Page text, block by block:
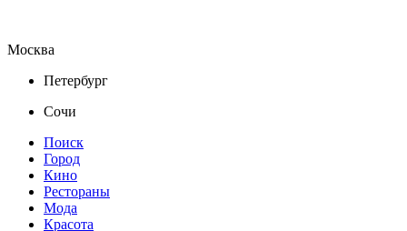
Москва
Петербург
Сочи
Поиск
Город
Кино
Рестораны
Мода
Красота